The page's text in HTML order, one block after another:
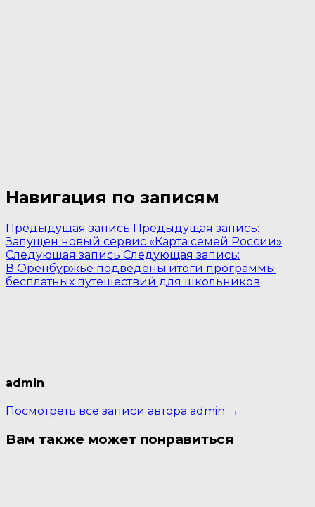
Навигация по записям
Предыдущая запись Предыдущая запись:
Запущен новый сервис «Карта семей России»
Следующая запись Следующая запись:
В Оренбуржье подведены итоги программы
бесплатных путешествий для школьников
admin
Посмотреть все записи автора admin →
Вам также может понравиться